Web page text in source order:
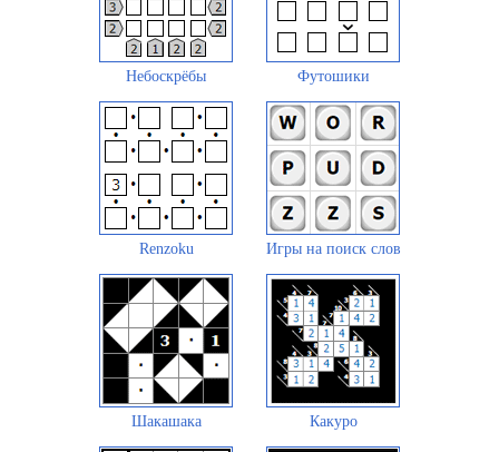
Небоскрёбы Футошики
Renzoku Игры на поиск слов
Шакашака Какуро